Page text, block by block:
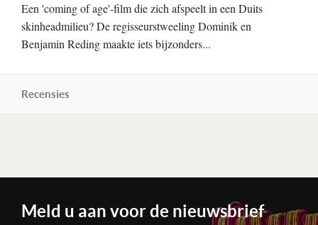
Een 'coming of age'-film die zich afspeelt in een Duits
skinheadmilieu? De regisseurstweeling Dominik en
Benjamin Reding maakte iets bijzonders...
Recensies
Meld u aan voor de nieuwsbrief